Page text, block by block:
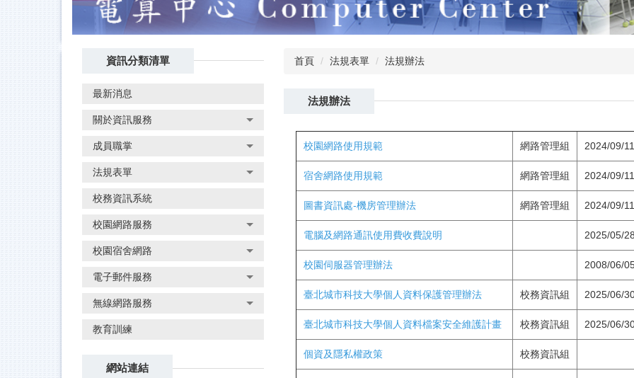
資訊分類清單
最新消息
關於資訊服務
成員職掌
法規表單
校務資訊系統
校園網路服務
校園宿舍網路
電子郵件服務
無線網路服務
教育訓練
網站連結
首頁 法規表單 法規辦法
法規辦法
校園網路使用規範 網路管理組 2024/09/11
宿舍網路使用規範 網路管理組 2024/09/11
圖書資訊處-機房管理辦法 網路管理組 2024/09/11
電腦及網路通訊使用費收費說明 2025/05/28
校園伺服器管理辦法 2008/06/
臺北城市科技大學個人資料保護管理辦法 校務資訊組 2025/06/
臺北城市科技大學個人資料檔案安全維護計畫 校務資訊組 2025/06/
個資及隱私權政策 校務資訊組